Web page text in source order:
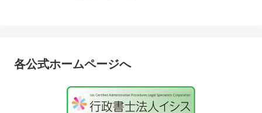
各公式ホームページへ